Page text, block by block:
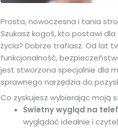
Prosta, nowoczesna i tania
Szukasz kogoś, kto postawi
życia? Dobrze trafiasz. Od lat
funkcjonalność,
jest stworzona specjalnie dla
sprawnego narzędzia do
Co zyskujesz wybierając moją
Świetny wygląd na
wyglądać idealnie i